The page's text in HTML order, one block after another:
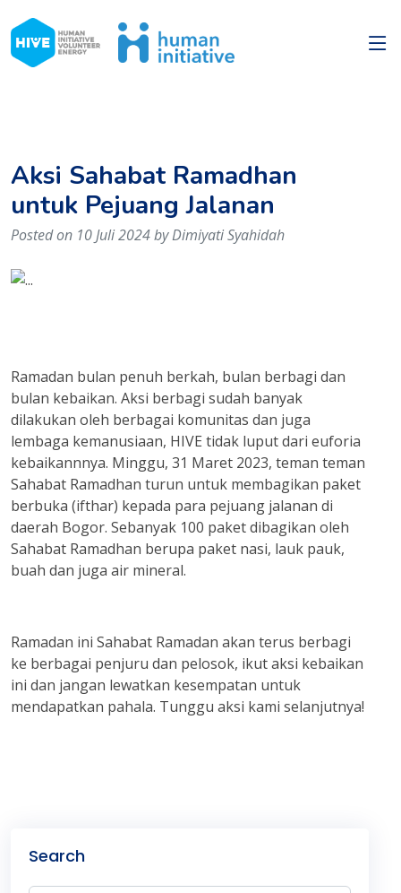
Aksi Sahabat Ramadhan
untuk Pejuang Jalanan
Posted on 10 Juli 2024 by Dimiyati Syahidah
Ramadan bulan penuh berkah, bulan berbagi dan
bulan kebaikan. Aksi berbagi sudah banyak
dilakukan oleh berbagai komunitas dan juga
lembaga kemanusiaan, HIVE tidak luput dari euforia
kebaikannnya. Minggu, 31 Maret 2023, teman teman
Sahabat Ramadhan turun untuk membagikan paket
berbuka (ifthar) kepada para pejuang jalanan di
daerah Bogor. Sebanyak 100 paket dibagikan oleh
Sahabat Ramadhan berupa paket nasi, lauk pauk,
buah dan juga air mineral.
Ramadan ini Sahabat Ramadan akan terus berbagi
ke berbagai penjuru dan pelosok, ikut aksi kebaikan
ini dan jangan lewatkan kesempatan untuk
mendapatkan pahala. Tunggu aksi kami selanjutnya!
Search